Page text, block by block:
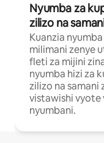
Nyumba za
zilizo na
Kuanzia
milimani zenye
fleti za mijini
nyumba hizi za
zilizo na samani
vistawishi vyote
nyumbani.